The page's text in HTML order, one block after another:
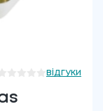
відгуки